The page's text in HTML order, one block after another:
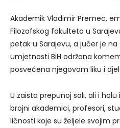
Akademik Vladimir Premec,
Filozofskog fakulteta u
petak u Sarajevu, a jučer je na
umjetnosti BiH održana
posvećena njegovom liku i
U zaista prepunoj sali, ali i
brojni akademici, profesori,
ličnosti koje su željele svojim